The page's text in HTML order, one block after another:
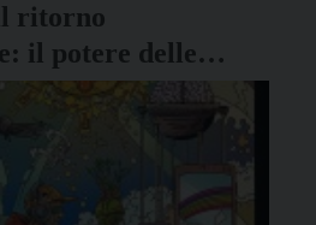
ritorno
il potere delle
e fotografia